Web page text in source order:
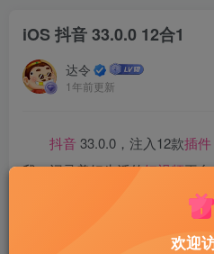
iOS 抖音 33.0.0 12合1
达令
1年前更新
抖音 33.0.0，注入12款插件
我，记录美好生活的短视频平
视频，
欢迎